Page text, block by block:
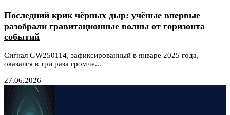
Последний крик чёрных дыр: учёные впервые
разобрали гравитационные волны от горизонта
событий
Сигнал GW250114, зафиксированный в январе 2025 года,
оказался в три раза громче...
27.06.2026